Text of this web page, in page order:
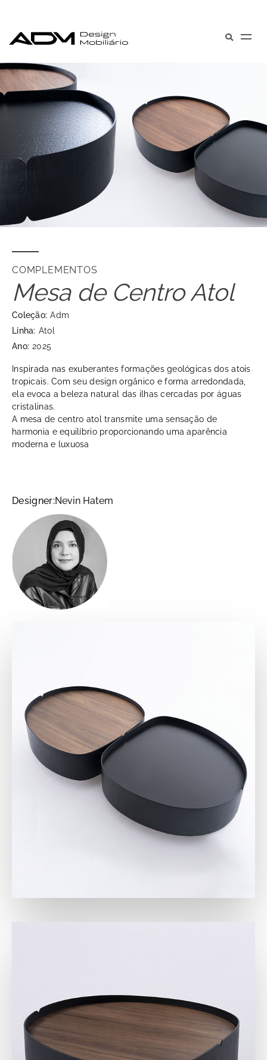
COMPLEMENTOS
Mesa de Centro Atol
Coleção: Adm
Linha: Atol
Ano: 2025
Inspirada nas exuberantes formações geológicas dos atois
tropicais. Com seu design orgânico e forma arredondada,
ela evoca a beleza natural das ilhas cercadas por águas
cristalinas.
A mesa de centro atol transmite uma sensação de
harmonia e equilíbrio proporcionando uma aparência
moderna e luxuosa
Designer:Nevin Hatem